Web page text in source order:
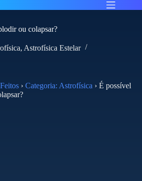
ou colapsar?
, Astrofísica Estelar
› Categoria: Astrofísica › É possível